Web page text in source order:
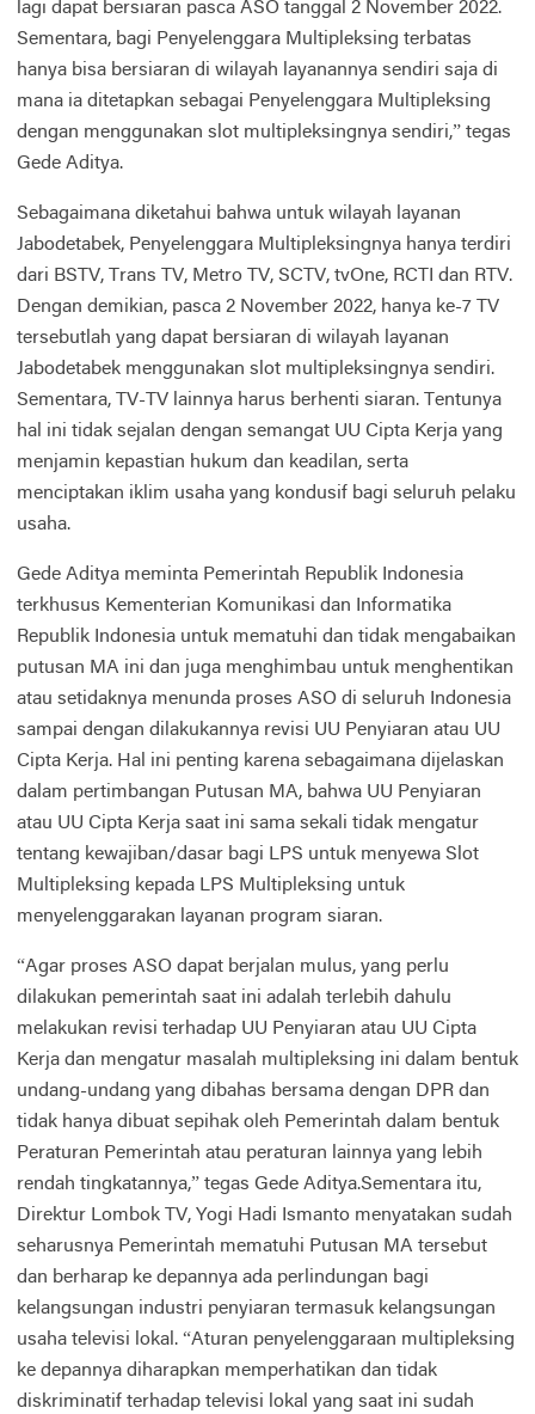
lagi dapat bersiaran pasca ASO tanggal 2 November 2022.
Sementara, bagi Penyelenggara Multipleksing terbatas
hanya bisa bersiaran di wilayah layanannya sendiri saja di
mana ia ditetapkan sebagai Penyelenggara Multipleksing
dengan menggunakan slot multipleksingnya sendiri,” tegas
Gede Aditya.
Sebagaimana diketahui bahwa untuk wilayah layanan
Jabodetabek, Penyelenggara Multipleksingnya hanya terdiri
dari BSTV, Trans TV, Metro TV, SCTV, tvOne, RCTI dan RTV.
Dengan demikian, pasca 2 November 2022, hanya ke-7 TV
tersebutlah yang dapat bersiaran di wilayah layanan
Jabodetabek menggunakan slot multipleksingnya sendiri.
Sementara, TV-TV lainnya harus berhenti siaran. Tentunya
hal ini tidak sejalan dengan semangat UU Cipta Kerja yang
menjamin kepastian hukum dan keadilan, serta
menciptakan iklim usaha yang kondusif bagi seluruh pelaku
usaha.
Gede Aditya meminta Pemerintah Republik Indonesia
terkhusus Kementerian Komunikasi dan Informatika
Republik Indonesia untuk mematuhi dan tidak mengabaikan
putusan MA ini dan juga menghimbau untuk menghentikan
atau setidaknya menunda proses ASO di seluruh Indonesia
sampai dengan dilakukannya revisi UU Penyiaran atau UU
Cipta Kerja. Hal ini penting karena sebagaimana dijelaskan
dalam pertimbangan Putusan MA, bahwa UU Penyiaran
atau UU Cipta Kerja saat ini sama sekali tidak mengatur
tentang kewajiban/dasar bagi LPS untuk menyewa Slot
Multipleksing kepada LPS Multipleksing untuk
menyelenggarakan layanan program siaran.
“Agar proses ASO dapat berjalan mulus, yang perlu
dilakukan pemerintah saat ini adalah terlebih dahulu
melakukan revisi terhadap UU Penyiaran atau UU Cipta
Kerja dan mengatur masalah multipleksing ini dalam bentuk
undang-undang yang dibahas bersama dengan DPR dan
tidak hanya dibuat sepihak oleh Pemerintah dalam bentuk
Peraturan Pemerintah atau peraturan lainnya yang lebih
rendah tingkatannya,” tegas Gede Aditya.Sementara itu,
Direktur Lombok TV, Yogi Hadi Ismanto menyatakan sudah
seharusnya Pemerintah mematuhi Putusan MA tersebut
dan berharap ke depannya ada perlindungan bagi
kelangsungan industri penyiaran termasuk kelangsungan
usaha televisi lokal. “Aturan penyelenggaraan multipleksing
ke depannya diharapkan memperhatikan dan tidak
diskriminatif terhadap televisi lokal yang saat ini sudah